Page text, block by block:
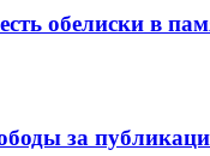
обелиски в
за